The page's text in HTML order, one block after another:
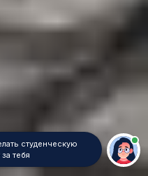
студенческую
тебя